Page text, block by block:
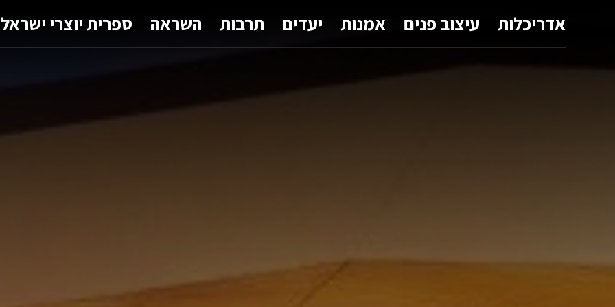
אדריכלות עיצוב פנים אמנות יעדים תרבות השראה ספרית יוצרי ישראל